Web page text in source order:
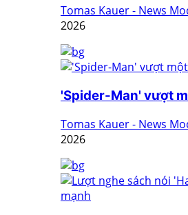
Tomas Kauer - News
2026
'Spider-Man' vượt
Tomas Kauer - News
2026